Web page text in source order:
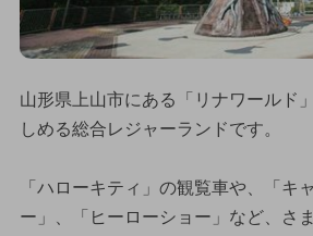
山形県上山市にある「リナワールド
しめる総合レジャーランドです。
「ハローキティ」の観覧車や、「キ
ー」、「ヒーローショー」など、さ